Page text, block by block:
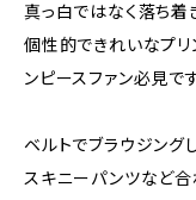
真っ白ではなく落ち着
個性的できれいなプリ
ンピースファン必見です
ベルトでブラウジングし
スキニーパンツなど合